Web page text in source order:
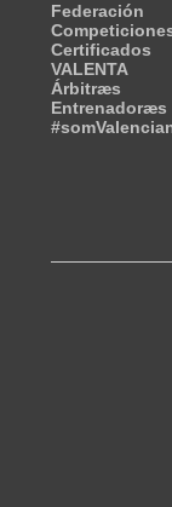
Federación
Certificados
VALENTA
Árbitræs
Entrenadoræs